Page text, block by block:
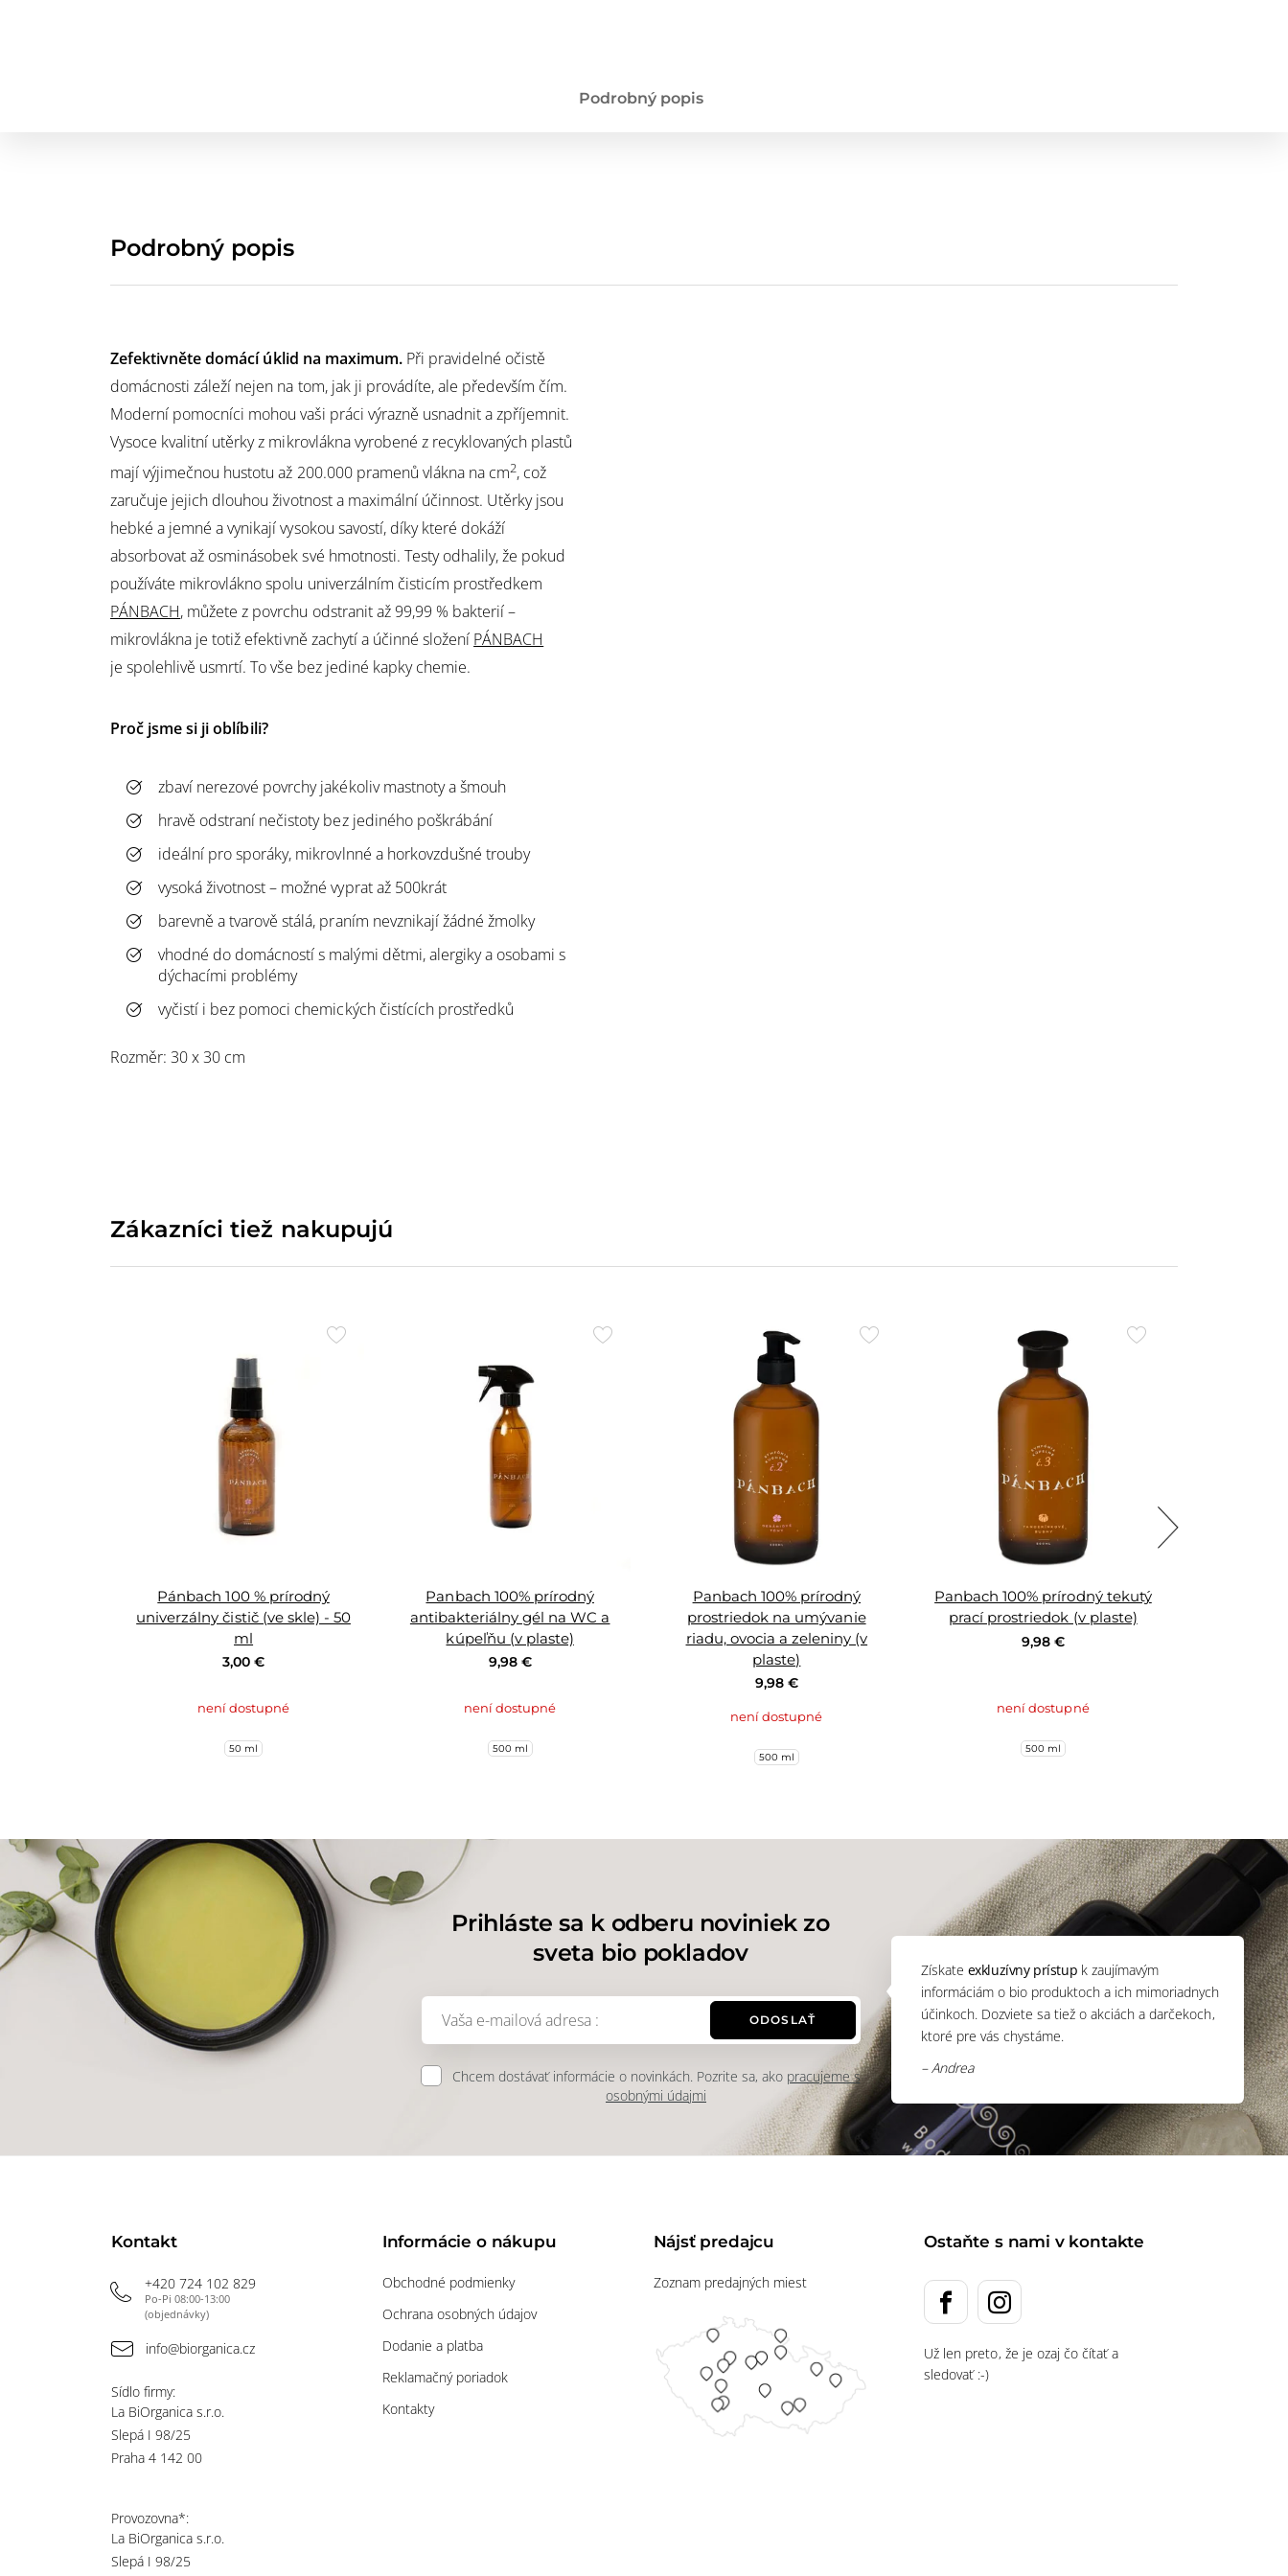
Podrobný popis
Podrobný popis
Zefektivněte domácí úklid na maximum.Při pravidelné očistě
domácnosti záleží nejen na tom, jak ji provádíte, ale především čím.
Moderní pomocníci mohou vaši práci výrazně usnadnit a zpříjemnit.
Vysoce kvalitní utěrky z mikrovlákna vyrobené z recyklovaných plastů
mají výjimečnou hustotu až 200.000 pramenů vlákna na cm2, což
zaručuje jejich dlouhou životnost a maximální účinnost. Utěrky jsou
hebké a jemné a vynikají vysokou savostí, díky které dokáží
absorbovat až osminásobek své hmotnosti. Testy odhalily, že pokud
používáte mikrovlákno spolu univerzálním čisticím prostředkem
PÁNBACH, můžete z povrchu odstranit až 99,99 % bakterií –
mikrovlákna je totiž efektivně zachytí a účinné složení PÁNBACH
je spolehlivě usmrtí. To vše bez jediné kapky chemie.
Proč jsme si ji oblíbili?
zbaví nerezové povrchy jakékoliv mastnoty a šmouh
hravě odstraní nečistoty bez jediného poškrábání
ideální pro sporáky, mikrovlnné a horkovzdušné trouby
vysoká životnost – možné vyprat až 500krát
barevně a tvarově stálá, praním nevznikají žádné žmolky
vhodné do domácností s malými dětmi, alergiky a osobami s
dýchacími problémy
vyčistí i bez pomoci chemických čistících prostředků
Rozměr: 30 x 30 cm
Zákazníci tiež nakupujú
Přidat
Pánbach 100 % prírodný
univerzálny čistič (ve skle) - 50
ml
3,00 €
není dostupné
50 ml
Přidat
Panbach 100% prírodný
antibakteriálny gél na WC a
kúpeľňu (v plaste)
9,98 €
není dostupné
500 ml
Přidat
Panbach 100% prírodný
prostriedok na umývanie
riadu, ovocia a zeleniny (v
plaste)
9,98 €
není dostupné
500 ml
Přidat
Panbach 100% prírodný tekutý
prací prostriedok (v plaste)
9,98 €
není dostupné
500 ml
Prihláste sa k odberu noviniek zo
sveta bio pokladov
ODOSLAŤ
Chcem dostávať informácie o novinkách. Pozrite sa, ako pracujeme s
osobnými údajmi
Získate exkluzívny prístup k zaujímavým
informáciám o bio produktoch a ich mimoriadnych
účinkoch. Dozviete sa tiež o akciách a darčekoch,
ktoré pre vás chystáme.
– Andrea
Kontakt
+420 724 102 829
Po-Pi 08:00-13:00
(objednávky)
info@biorganica.cz
Sídlo firmy:
La BiOrganica s.r.o.
Slepá I 98/25
Praha 4 142 00
Provozovna*:
La BiOrganica s.r.o.
Slepá I 98/25
Informácie o nákupu
Obchodné podmienky
Ochrana osobných údajov
Dodanie a platba
Reklamačný poriadok
Kontakty
Nájsť predajcu
Zoznam predajných miest
Ostaňte s nami v kontakte
Už len preto, že je ozaj čo čítať a
sledovať :-)